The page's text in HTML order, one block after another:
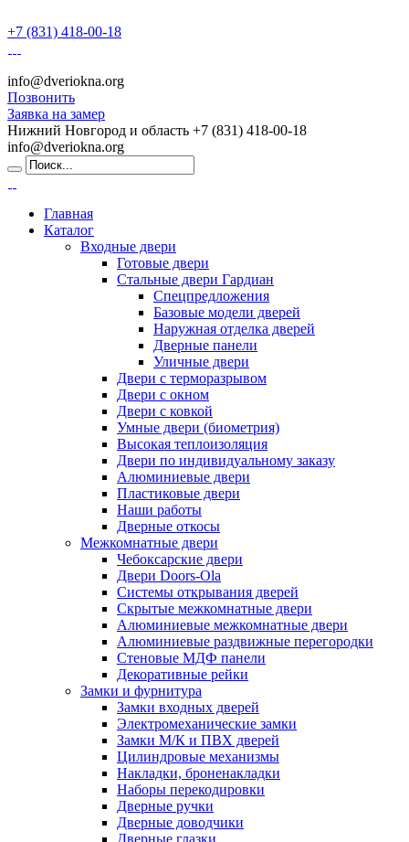
+7 (831) 418-00-18
info@dveriokna.org
Позвонить
Заявка на замер
Нижний Новгород и область +7 (831) 418-00-18
info@dveriokna.org
Главная
Каталог
Входные двери
Готовые двери
Стальные двери Гардиан
Спецпредложения
Базовые модели дверей
Наружная отделка дверей
Дверные панели
Уличные двери
Двери с терморазрывом
Двери с окном
Двери с ковкой
Умные двери (биометрия)
Высокая теплоизоляция
Двери по индивидуальному заказу
Алюминиевые двери
Пластиковые двери
Наши работы
Дверные откосы
Межкомнатные двери
Чебоксарские двери
Двери Doors-Ola
Системы открывания дверей
Скрытые межкомнатные двери
Алюминиевые межкомнатные двери
Алюминиевые раздвижные перегородки
Стеновые МДФ панели
Декоративные рейки
Замки и фурнитура
Замки входных дверей
Электромеханические замки
Замки М/К и ПВХ дверей
Цилиндровые механизмы
Накладки, броненакладки
Наборы перекодировки
Дверные ручки
Дверные доводчики
Дверные глазки